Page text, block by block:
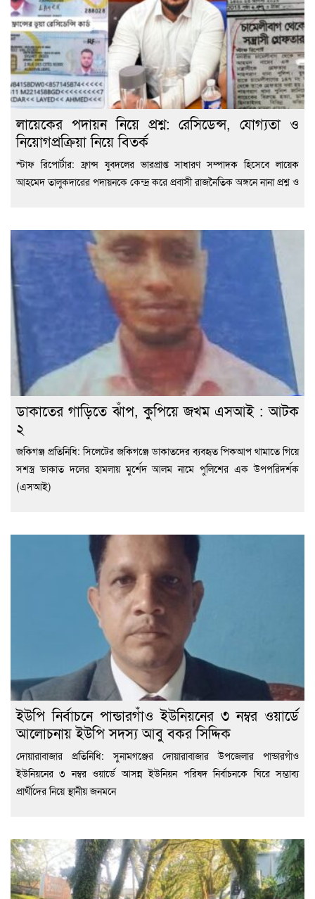
লায়েকের পদায়ন নিয়ে প্রশ্ন: রেসিডেন্স, যোগ্যতা ও
নিয়োগপ্রক্রিয়া নিয়ে বিতর্ক
স্টাফ রিপোর্টার: ফ্রান্স যুবদলের ভারপ্রাপ্ত সাধারণ সম্পাদক হিসেবে লায়েক
আহমেদ তালুকদারের পদায়নকে কেন্দ্র করে প্রবাসী রাজনৈতিক অঙ্গনে নানা প্রশ্ন ও
ডাকাতের গাড়িতে ঝাঁপ, কুপিয়ে জখম এসআই : আটক
২
জকিগঞ্জ প্রতিনিধি: সিলেটের জকিগঞ্জে ডাকাতদের ব্যবহৃত পিকআপ থামাতে গিয়ে
সশস্ত্র ডাকাত দলের হামলায় মুর্শেদ আলম নামে পুলিশের এক উপপরিদর্শক
(এসআই)
ইউপি নির্বাচনে পান্ডারগাঁও ইউনিয়নের ৩ নম্বর ওয়ার্ডে
আলোচনায় ইউপি সদস্য আবু বকর সিদ্দিক
দোয়ারাবাজার প্রতিনিধি: সুনামগঞ্জের দোয়ারাবাজার উপজেলার পান্ডারগাঁও
ইউনিয়নের ৩ নম্বর ওয়ার্ডে আসন্ন ইউনিয়ন পরিষদ নির্বাচনকে ঘিরে সম্ভাব্য
প্রার্থীদের নিয়ে স্থানীয় জনমনে